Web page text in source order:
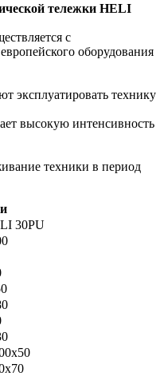
тележки HELI
с
оборудования
эксплуатировать технику
высокую интенсивность
техники в период
30PU